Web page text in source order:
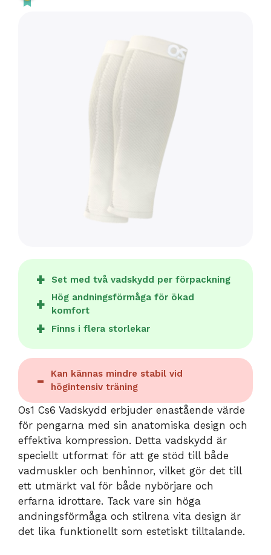
Set med två vadskydd per förpackning
Hög andningsförmåga för ökad
komfort
Finns i flera storlekar
Kan kännas mindre stabil vid
högintensiv träning
Os1 Cs6 Vadskydd erbjuder enastående värde
för pengarna med sin anatomiska design och
effektiva kompression. Detta vadskydd är
speciellt utformat för att ge stöd till både
vadmuskler och benhinnor, vilket gör det till
ett utmärkt val för både nybörjare och
erfarna idrottare. Tack vare sin höga
andningsförmåga och stilrena vita design är
det lika funktionellt som estetiskt tilltalande.